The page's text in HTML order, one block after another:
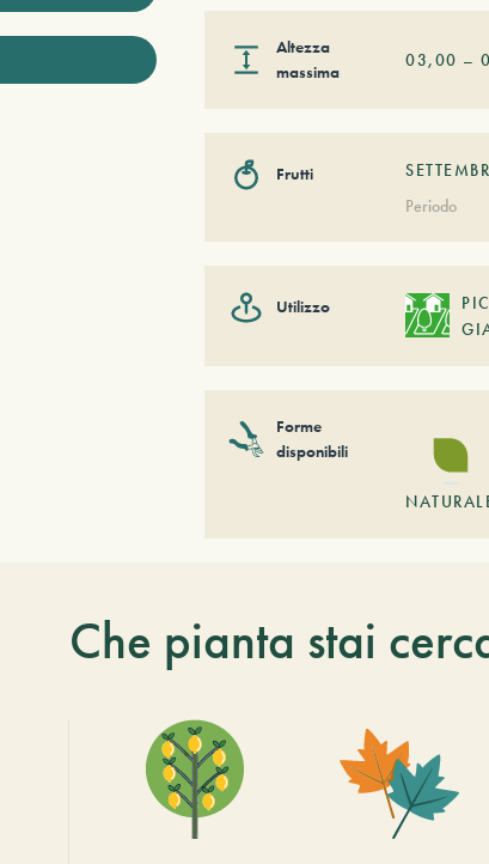
Altezza
massima
03,00 –
Frutti
Periodo
Utilizzo
Forme
disponibili
Che pianta stai